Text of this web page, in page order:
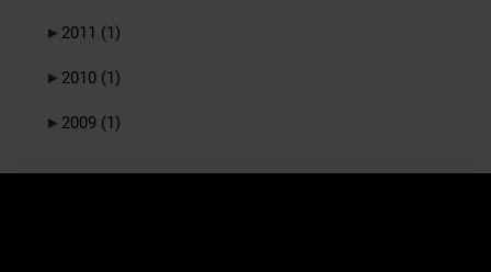
► 2011 (1)
► 2010 (1)
► 2009 (1)